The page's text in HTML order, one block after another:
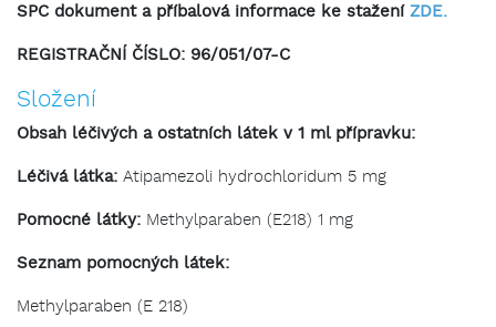
SPC dokument a příbalová informace ke staženíZDE.
REGISTRAČNÍ ČÍSLO: 96/051/07-C
Složení
Obsah léčivých a ostatních látek v 1 ml přípravku:
Léčivá látka: Atipamezoli hydrochloridum 5 mg
Pomocné látky: Methylparaben (E218) 1 mg
Seznam pomocných látek:
Methylparaben (E 218)